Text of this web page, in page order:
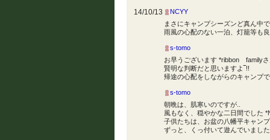
14/10/13
NCYY
まさにキャンプシーズンど真ん中
雨風の心配のない一泊、灯籠等も
s-tomo
お早うございます *ribbon family
賢明な判断だと思いますよ‾!!
帰途の心配をしながらのキャンプ
s-tomo
朝晩は、肌寒いのですが..
風もなく、穏やかな二日間でした
子供たちは、お盆の八幡平キャン
ずっと、くっ付いて遊んでいまし